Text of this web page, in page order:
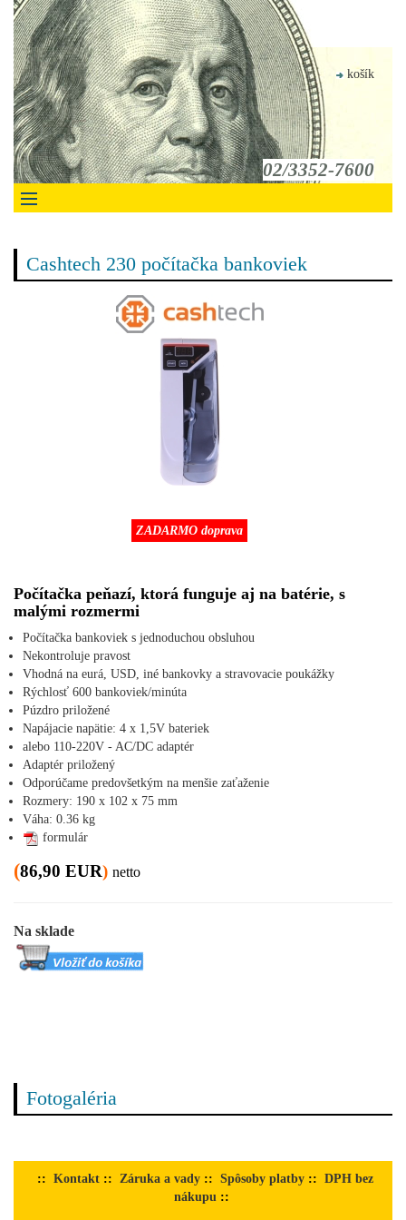
košík
02/3352-7600
Cashtech 230 počítačka bankoviek
ZADARMO doprava
Počítačka peňazí, ktorá funguje aj na batérie, s
malými rozmermi
Počítačka bankoviek s jednoduchou obsluhou
Nekontroluje pravost
Vhodná na eurá, USD, iné bankovky a stravovacie poukážky
Rýchlosť 600 bankoviek/minúta
Púzdro priložené
Napájacie napätie: 4 x 1,5V bateriek
alebo 110-220V - AC/DC adaptér
Adaptér priložený
Odporúčame predovšetkým na menšie zaťaženie
Rozmery: 190 x 102 x 75 mm
Váha: 0.36 kg
formulár
(86,90 EUR) netto
Na sklade
Fotogaléria
:: Kontakt:: Záruka a vady:: Spôsoby platby:: DPH bez
nákupu::